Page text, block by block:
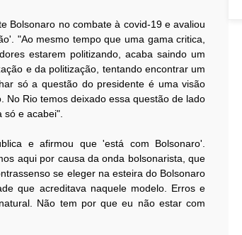
Bolsonaro no combate à covid-19 e avaliou
"Ao mesmo tempo que uma gama critica,
estarem politizando, acaba saindo um
e da politização, tentando encontrar um
só a questão do presidente é uma visão
Rio temos deixado essa questão de lado
e acabei".
e afirmou que 'está com Bolsonaro'.
aqui por causa da onda bolsonarista, que
se eleger na esteira do Bolsonaro
que acreditava naquele modelo. Erros e
Não tem por que eu não estar com